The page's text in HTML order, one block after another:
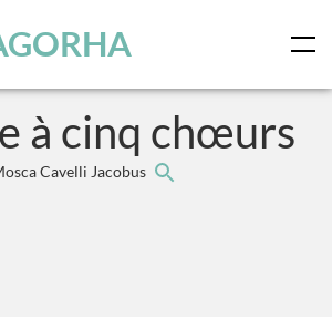
à cinq chœurs
Cavelli Jacobus